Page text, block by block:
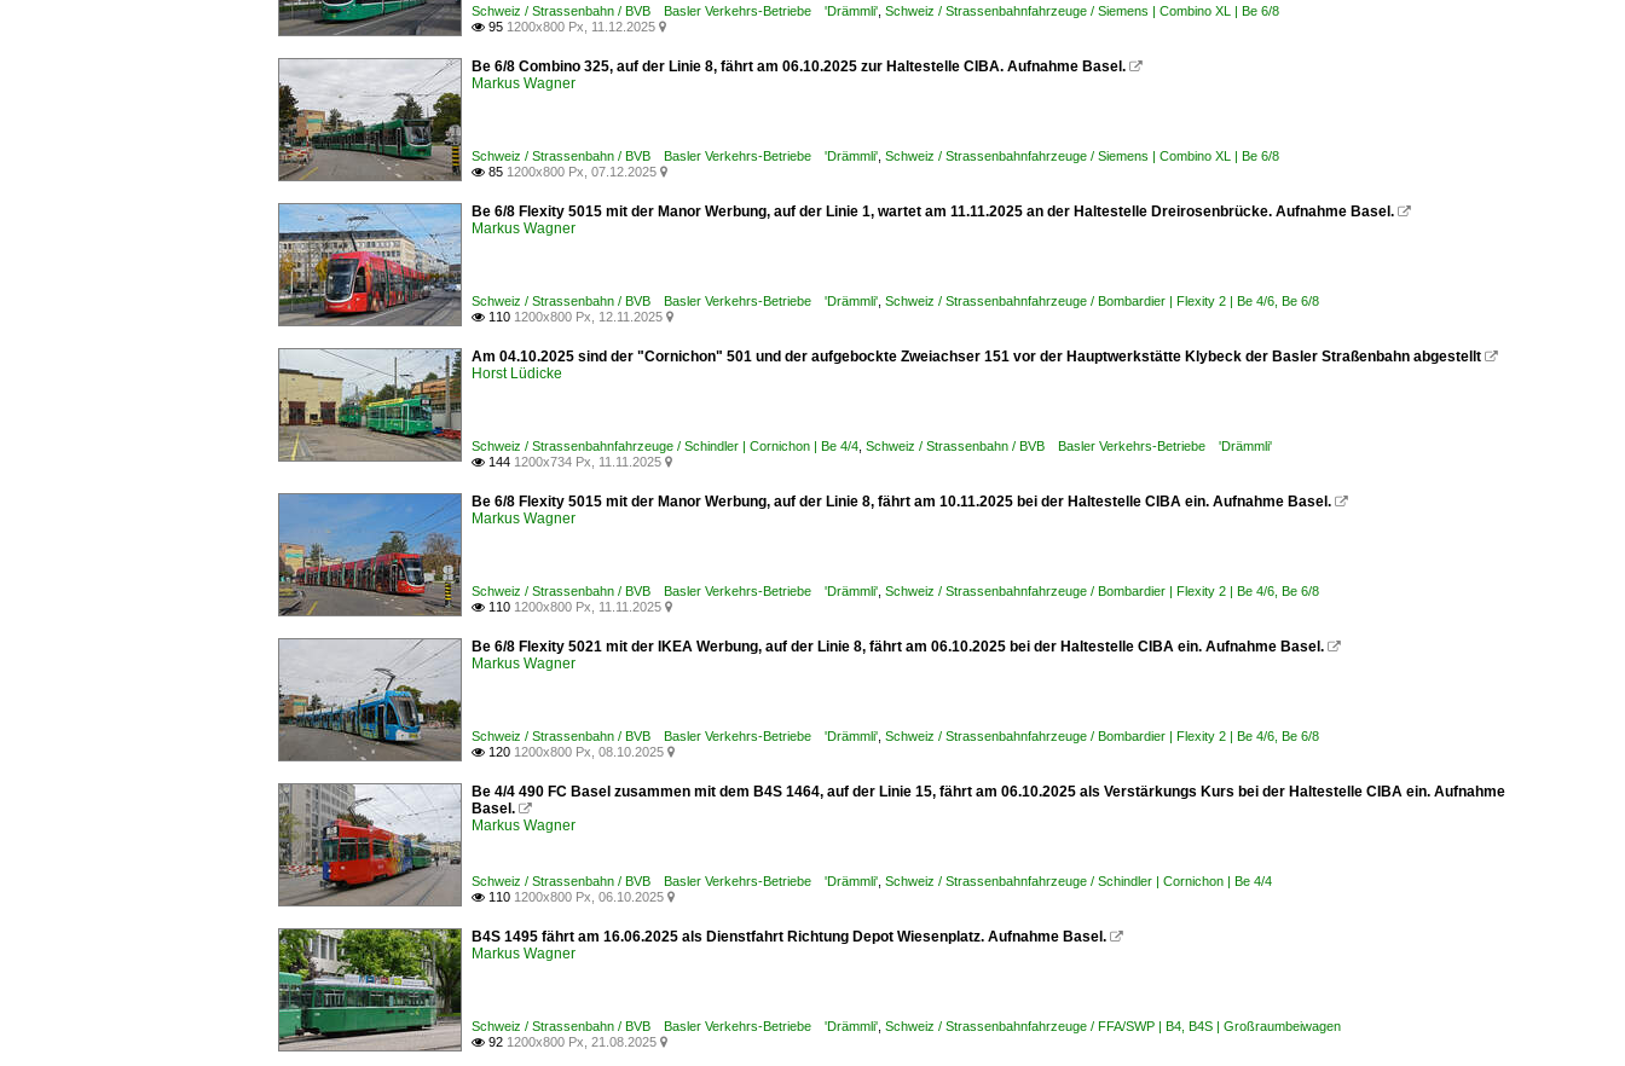
Schweiz / Strassenbahn / BVB Basler Verkehrs-Betriebe 'Drämmli' Schweiz / Strassenbahnfahrzeuge / Siemens | Combino XL | Be 6/8
 95 1200x800 Px, 11.12.2025 
Be 6/8 Combino 325, auf der Linie 8, fährt am 06.10.2025 zur Haltestelle CIBA. Aufnahme Basel. 
Markus Wagner
Schweiz / Strassenbahn / BVB Basler Verkehrs-Betriebe 'Drämmli' Schweiz / Strassenbahnfahrzeuge / Siemens | Combino XL | Be 6/8
 85 1200x800 Px, 07.12.2025 
Be 6/8 Flexity 5015 mit der Manor Werbung, auf der Linie 1, wartet am 11.11.2025 an der Haltestelle Dreirosenbrücke. Aufnahme Basel. 
Markus Wagner
Schweiz / Strassenbahn / BVB Basler Verkehrs-Betriebe 'Drämmli' Schweiz / Strassenbahnfahrzeuge / Bombardier | Flexity 2 | Be 4/6, Be 6/8
 110 1200x800 Px, 12.11.2025 
Am 04.10.2025 sind der "Cornichon" 501 und der aufgebockte Zweiachser 151 vor der Hauptwerkstätte Klybeck der Basler Straßenbahn abgestellt 
Horst Lüdicke
Schweiz / Strassenbahnfahrzeuge / Schindler | Cornichon | Be 4/4 Schweiz / Strassenbahn / BVB Basler Verkehrs-Betriebe 'Drämmli'
 144 1200x734 Px, 11.11.2025 
Be 6/8 Flexity 5015 mit der Manor Werbung, auf der Linie 8, fährt am 10.11.2025 bei der Haltestelle CIBA ein. Aufnahme Basel. 
Markus Wagner
Schweiz / Strassenbahn / BVB Basler Verkehrs-Betriebe 'Drämmli' Schweiz / Strassenbahnfahrzeuge / Bombardier | Flexity 2 | Be 4/6, Be 6/8
 110 1200x800 Px, 11.11.2025 
Be 6/8 Flexity 5021 mit der IKEA Werbung, auf der Linie 8, fährt am 06.10.2025 bei der Haltestelle CIBA ein. Aufnahme Basel. 
Markus Wagner
Schweiz / Strassenbahn / BVB Basler Verkehrs-Betriebe 'Drämmli' Schweiz / Strassenbahnfahrzeuge / Bombardier | Flexity 2 | Be 4/6, Be 6/8
 120 1200x800 Px, 08.10.2025 
Be 4/4 490 FC Basel zusammen mit dem B4S 1464, auf der Linie 15, fährt am 06.10.2025 als Verstärkungs Kurs bei der Haltestelle CIBA ein. Aufnahme
Basel. 
Markus Wagner
Schweiz / Strassenbahn / BVB Basler Verkehrs-Betriebe 'Drämmli' Schweiz / Strassenbahnfahrzeuge / Schindler | Cornichon | Be 4/4
 110 1200x800 Px, 06.10.2025 
B4S 1495 fährt am 16.06.2025 als Dienstfahrt Richtung Depot Wiesenplatz. Aufnahme Basel. 
Markus Wagner
Schweiz / Strassenbahn / BVB Basler Verkehrs-Betriebe 'Drämmli' Schweiz / Strassenbahnfahrzeuge / FFA/SWP | B4, B4S | Großraumbeiwagen
 92 1200x800 Px, 21.08.2025 